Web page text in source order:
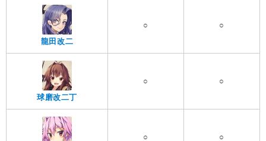
龍田改二
○ ○
球磨改二丁
○ ○
○ ○